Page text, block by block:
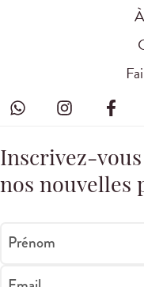
Inscrivez-
nos nouvelles
Prénom